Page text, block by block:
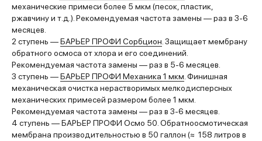
механические примеси более 5 мкм (песок, пластик,
ржавчину и т.д.). Рекомендуемая частота замены — раз в 3-6
месяцев.
2 ступень —БАРЬЕР ПРОФИ Сорбцион . Защищает мембрану
обратного осмоса от хлора и его соединений.
Рекомендуемая частота замены — раз в 5-6 месяцев.
3 ступень —БАРЬЕР ПРОФИ Механика 1 мкм . Финишная
механическая очистка нерастворимых мелкодисперсных
механических примесей размером более 1 мкм.
Рекомендуемая частота замены — раз в 3-6 месяцев.
4 ступень — БАРЬЕР ПРОФИ Осмо 50. Обратноосмотическая
мембрана производительностью в 50 галлон (≈ 158 литров в